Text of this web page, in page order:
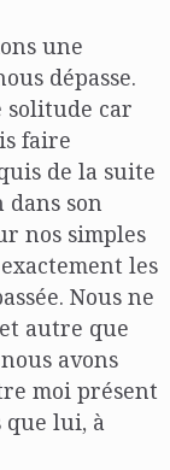
une
dépasse.
solitude car
faire
de la suite
son
nos simples
les
Nous ne
autre que
avons
moi présent
que lui, à